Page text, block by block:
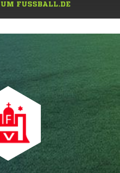
FUSSBALL.DE